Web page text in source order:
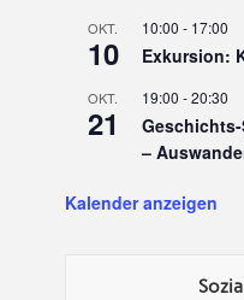
OKT.
10
10:00 - 17:00
Exkursion:
OKT.
21
19:00 -20:30
–
Kalender anzeigen